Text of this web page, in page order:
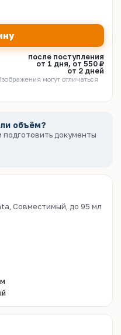
после поступления
от 1 дня, от 550 ₽
от 2 дней
могут отличаться
объём?
документы
Совместимый, до 95 мл